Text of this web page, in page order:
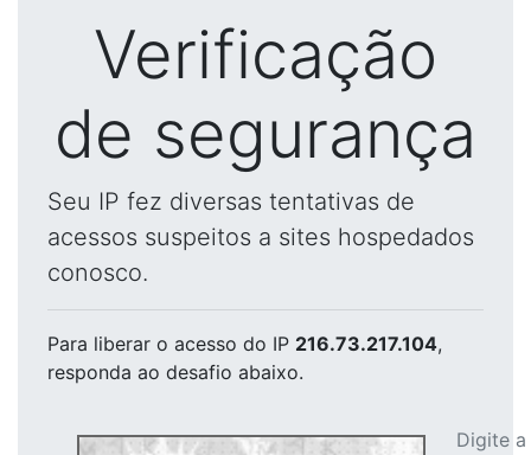
Verificação
de segurança
Seu IP fez diversas tentativas de
acessos suspeitos a sites hospedados
conosco.
Para liberar o acesso do IP 216.73.217.104,
responda ao desafio abaixo.
Digite